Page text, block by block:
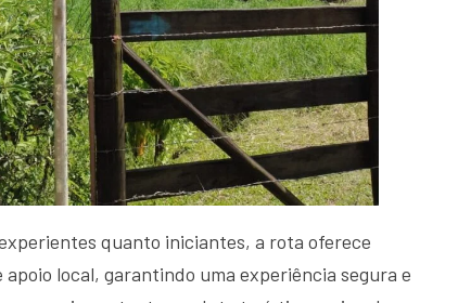
quanto iniciantes, a rota oferece
local, garantindo uma experiência segura e